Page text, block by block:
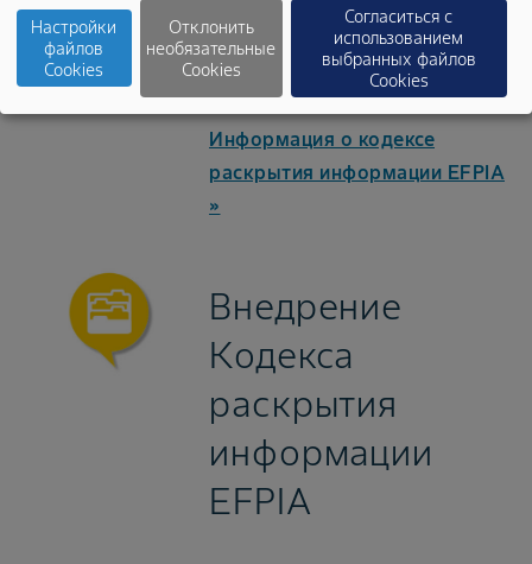
независимость и честность
специалистов
здравоохранения.
Информация о кодексе
раскрытия информации EFPIA
»
Внедрение
Кодекса
раскрытия
информации
EFPIA
Настройки
файлов
Cookies
Отклонить
необязательные
Cookies
Согласиться с
использованием
выбранных файлов
Cookies